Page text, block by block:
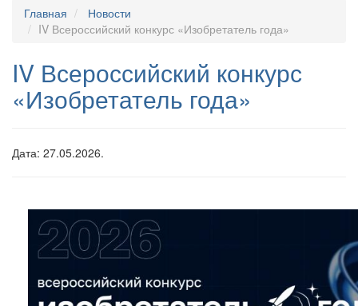
Главная
Новости
IV Всероссийский конкурс «Изобретатель года»
IV Всероссийский конкурс
«Изобретатель года»
Дата: 27.05.2026.